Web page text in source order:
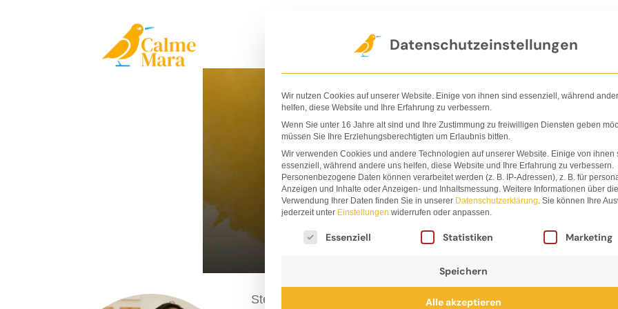
Stephan
Stephan Lomp, geboren 1973 in Düsseldorf, studierte Visuelle
Datenschutzeinstellungen
Wir nutzen Cookies auf unserer Website. Einige von ihnen sind essenziell, während
helfen, diese Website und Ihre Erfahrung zu verbessern.
Wenn Sie unter 16 Jahre alt sind und Ihre Zustimmung zu freiwilligen Diensten geben
müssen Sie Ihre Erziehungsberechtigten um Erlaubnis bitten.
Wir verwenden Cookies und andere Technologien auf unserer Website. Einige von ihnen
essenziell, während andere uns helfen, diese Website und Ihre Erfahrung zu verbessern.
Personenbezogene Daten können verarbeitet werden (z. B. IP-Adressen), z. B. für
Anzeigen und Inhalte oder Anzeigen- und Inhaltsmessung. Weitere Informationen über die
Verwendung Ihrer Daten finden Sie in unserer Datenschutzerklärung. Sie können Ihre
jederzeit unter Einstellungen widerrufen oder anpassen.
Es folgt eine Liste der Service-Gruppen, für die eine
Essenziell Statistiken Marketing
Speichern
Alle akzeptieren